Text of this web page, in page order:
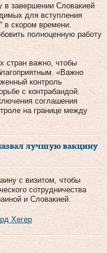
завершении Словакией
для вступления
в скором времени.
полноценную работу
стран важно, чтобы
«Важно
контроль
с контрабандой.
соглашения
на границе между
лучшую вакцину
с визитом, чтобы
сотрудничества
и Словакией.
Хегер